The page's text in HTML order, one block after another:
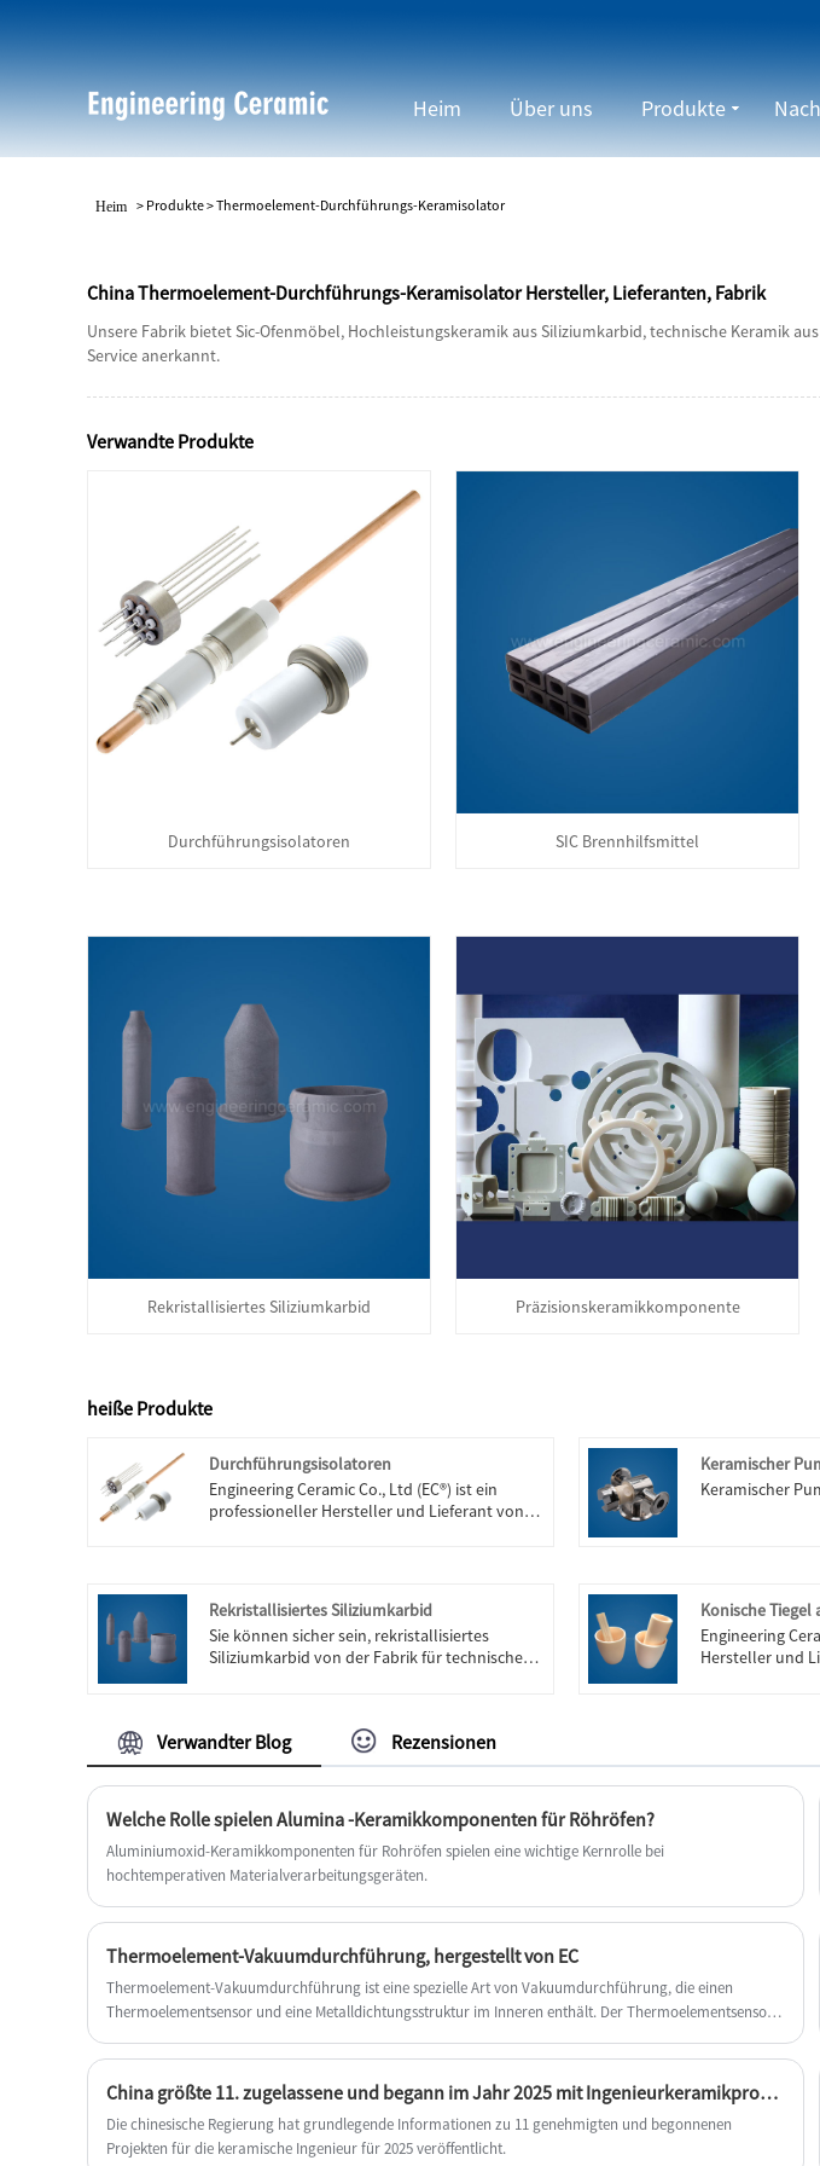
Heim Über uns Produkte
Heim > Produkte>Thermoelement-Durchführungs-Keramisolator
China Thermoelement-Durchführungs-Keramisolator Hersteller, Lieferanten, Fabrik
Unsere Fabrik bietet Sic-Ofenmöbel, Hochleistungskeramik aus Siliziumkarbid, technische Keramik
Service anerkannt.
Verwandte Produkte
Durchführungsisolatoren SIC Brennhilfsmittel
Rekristallisiertes Siliziumkarbid Präzisionskeramikkomponente
heiße Produkte
Durchführungsisolatoren
Engineering Ceramic Co., Ltd (EC®) ist ein
professioneller Hersteller und Lieferant von
und der harten Arbeit des technischen Teams
konnten unsere Durchführungsisolatoren zu
Hochtemperatur-Sensordurchführungen
hergestellt werden, die beispiellosen Schutz
Sie bestehen aus einer einzigartigen
Materialkombination und modernster
Dichtungstechnologie und ermöglichen
Sensordesigns der nächsten Generation.
Unsere Produkte wurden auf dem Weltmarkt
mit gutem Ruf verkauft.
Keramischer
Keramischer
Rekristallisiertes Siliziumkarbid
Sie können sicher sein, rekristallisiertes
Siliziumkarbid von der Fabrik für technische
Konische
Engineering
Hersteller und
Verwandter Blog Rezensionen
Welche Rolle spielen Alumina -Keramikkomponenten für Röhröfen?
Aluminiumoxid-Keramikkomponenten für Rohröfen spielen eine wichtige Kernrolle bei
hochtemperativen Materialverarbeitungsgeräten.
Thermoelement-Vakuumdurchführung, hergestellt von EC
Thermoelement-Vakuumdurchführung ist eine spezielle Art von Vakuumdurchführung, die einen
Thermoelementsensor und eine Metalldichtungsstruktur im Inneren enthält. Der Thermoelementsensor
China größte 11. zugelassene und begann im Jahr 2025 mit Ingenieurkeramikprodukten.
Die chinesische Regierung hat grundlegende Informationen zu 11 genehmigten und begonnenen
Projekten für die keramische Ingenieur für 2025 veröffentlicht.